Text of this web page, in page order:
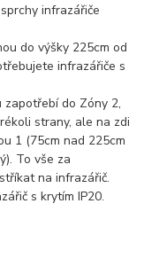
infrazářiče
do výšky 225cm od
infrazářiče s
zapotřebí do Zóny 2,
strany, ale na zdi
1 (75cm nad 225cm
To vše za
na infrazářič.
s krytím IP20.